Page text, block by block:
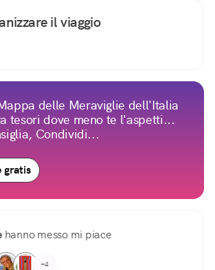
il viaggio
delle Meraviglie dell'Italia
tesori dove meno te l'aspetti...
Condividi...
gratis
hanno messo mi piace
+4